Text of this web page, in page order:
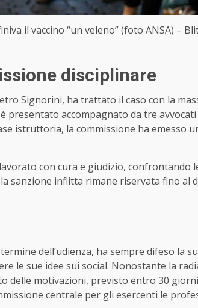
il vaccino “un veleno” (foto ANSA) –
disciplinare
Signorini, ha trattato il caso con la
presentato accompagnato da tre
istruttoria, la commissione ha emesso
con cura e giudizio, confrontando
sanzione inflitta rimane riservata fino al
dell’udienza, ha sempre difeso la
le sue idee sui social. Nonostante la
delle motivazioni, previsto entro 30
centrale per gli esercenti le